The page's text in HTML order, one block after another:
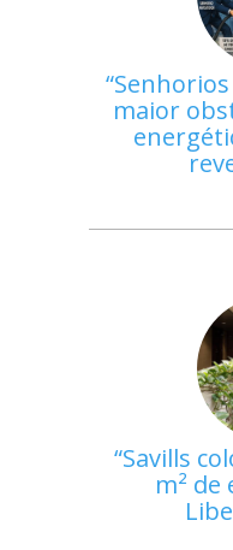
maior
Savills
m²